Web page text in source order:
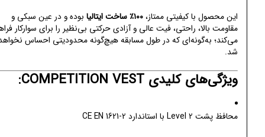
این محصول با کیفیتی ممتاز،۱۰۰٪ ساخت ایتالیا
بوده و در عین سبکی و
مقاومت بالا، راحتی، فیت عالی و آزادی حرکتی بی‌نظیر را برای سوارکار
می‌کند؛ به‌گونه‌ای که در طول مسابقه هیچ‌گونه محدودیتی احساس
شد.
ویژگی‌های کلیدی COMPETITION VEST:
محافظ پشت Level 2 با استاندارد CE EN 1621-2